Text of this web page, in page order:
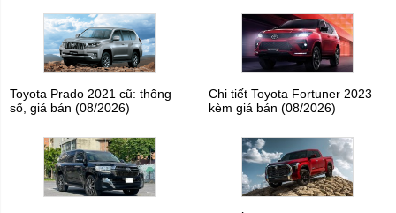
Toyota Prado 2021 cũ: thông
số, giá bán (08/2026)
Chi tiết Toyota Fortuner 2023
kèm giá bán (08/2026)